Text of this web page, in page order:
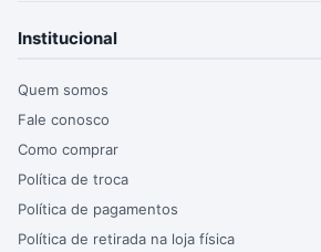
Institucional
Quem somos
Fale conosco
Como comprar
Política de troca
Política de pagamentos
Política de retirada na loja física